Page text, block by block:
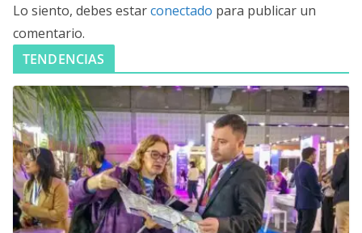
Lo siento, debes estarconectado para publicar un
comentario.
TENDENCIAS